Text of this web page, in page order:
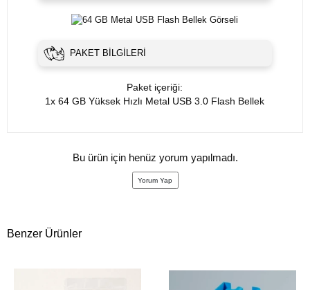
PAKET BILGILERI
Paket içeriği:
1x 64 GB Yüksek Hızlı Metal USB 3.0 Flash Bellek
Bu ürün için henüz yorum yapılmadı.
Yorum Yap
Benzer Ürünler